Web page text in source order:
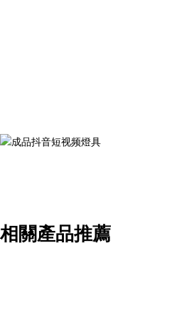
相關產品推薦